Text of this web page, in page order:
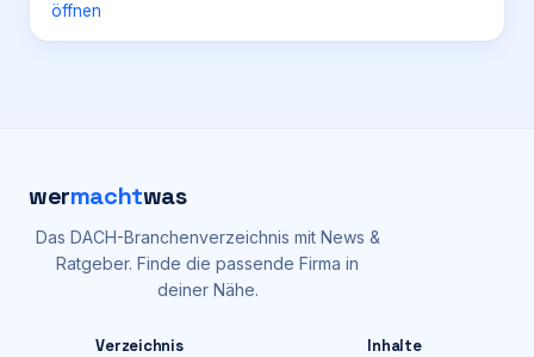
öffnen
wermachtwas
Das DACH-Branchenverzeichnis mit News &
Ratgeber. Finde die passende Firma in
deiner Nähe.
Verzeichnis
Inhalte